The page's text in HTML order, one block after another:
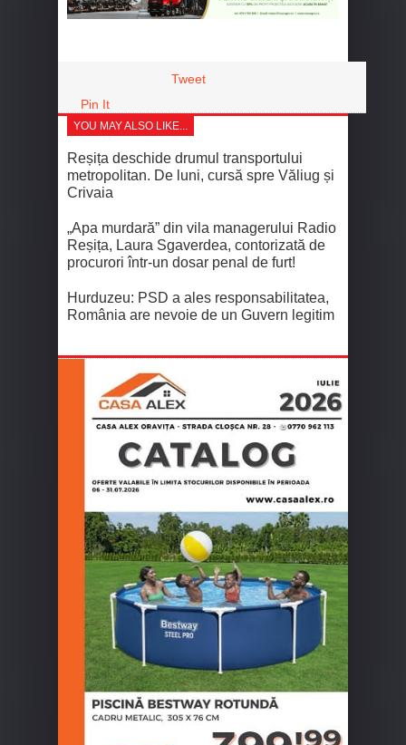
Tweet
Pin It
YOU MAY ALSO LIKE...
Reșița deschide drumul transportului
metropolitan. De luni, cursă spre Văliug și
Crivaia
„Apa murdară” din vila managerului Radio
Reșița, Laura Sgaverdea, contorizată de
procurori într-un dosar penal de furt!
Hurduzeu: PSD a ales responsabilitatea,
România are nevoie de un Guvern legitim